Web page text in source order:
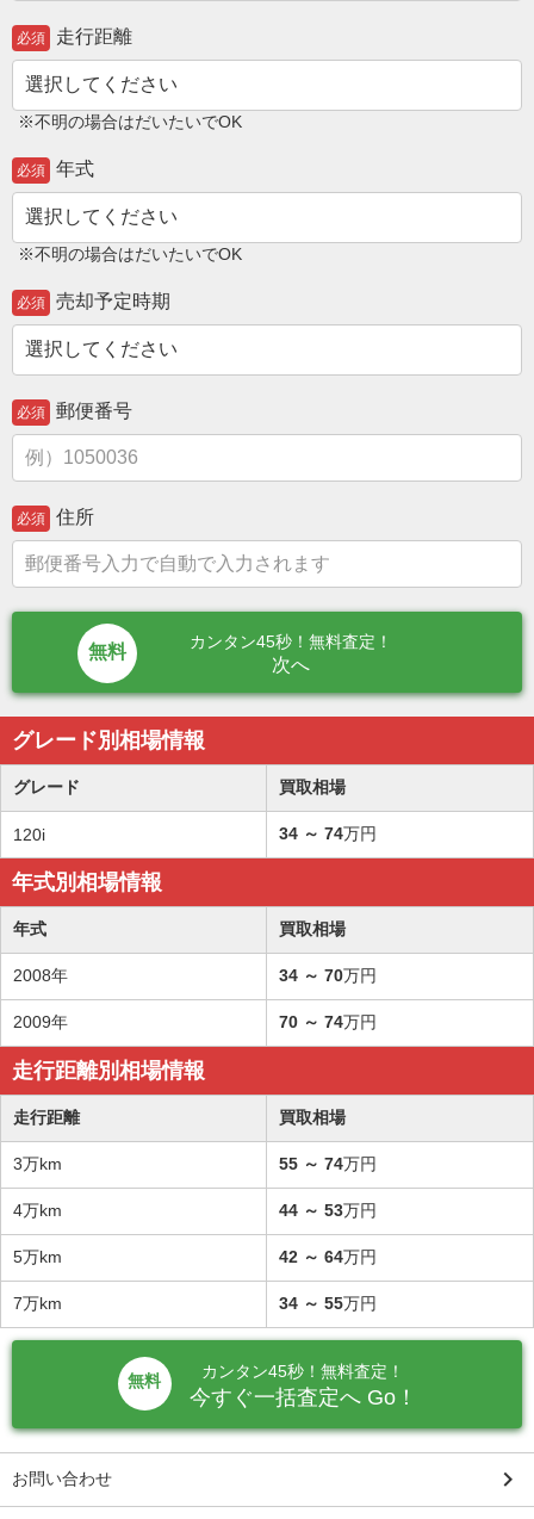
必須 走行距離
※不明の場合はだいたいでOK
必須 年式
※不明の場合はだいたいでOK
必須 売却予定時期
必須 郵便番号
必須 住所
カンタン45秒！無料査定！
次へ
グレード別相場情報
グレード 買取相場
120i 34 ～ 74万円
年式別相場情報
年式 買取相場
2008年 34 ～ 70万円
2009年 70 ～ 74万円
走行距離別相場情報
走行距離 買取相場
3万km 55 ～ 74万円
4万km 44 ～ 53万円
5万km 42 ～ 64万円
7万km 34 ～ 55万円
無料
カンタン45秒！無料査定！
今すぐ一括査定へ Go！
お問い合わせ
keyboard_arrow_right